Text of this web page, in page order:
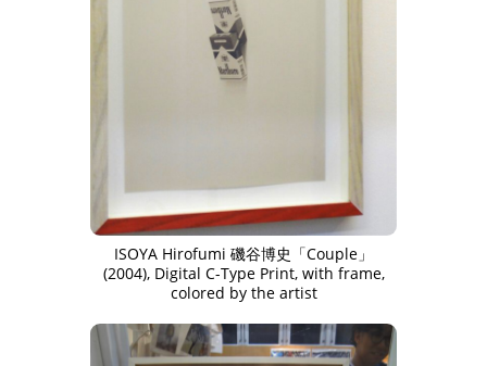
ISOYA Hirofumi 磯谷博史「Couple」
(2004), Digital C-Type Print, with frame,
colored by the artist